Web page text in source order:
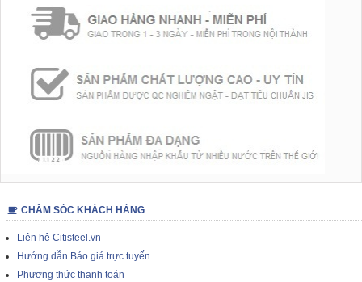
CHĂM SÓC KHÁCH HÀNG
Liên hệ Citisteel.vn
Hướng dẫn Báo giá trực tuyến
Phương thức thanh toán